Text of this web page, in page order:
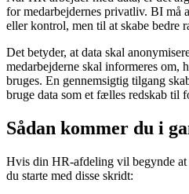
for medarbejdernes privatliv. BI må
eller kontrol, men til at skabe bedre
Det betyder, at data skal
medarbejderne skal informeres om,
bruges. En gennemsigtig tilgang
bruge data som et fælles redskab til
Sådan kommer du i
Hvis din HR-afdeling vil begynde at
du starte med disse skridt: